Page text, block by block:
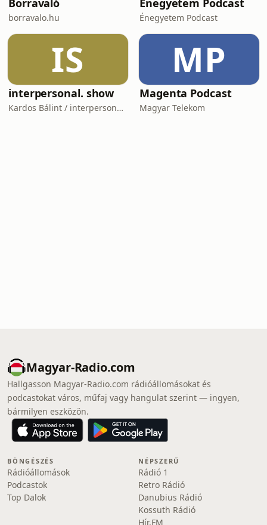
Borravaló
borravalo.hu
Énegyetem Podcast
Énegyetem Podcast
IS
interpersonal. show
Kardos Bálint / interpersonal.host
MP
Magenta Podcast
Magyar Telekom
Magyar-Radio.com
Hallgasson Magyar-Radio.com rádióállomásokat és
podcastokat város, műfaj vagy hangulat szerint — ingyen,
bármilyen eszközön.
BÖNGÉSZÉS
Rádióállomások
Podcastok
Top Dalok
NÉPSZERŰ
Rádió 1
Retro Rádió
Danubius Rádió
Kossuth Rádió
Hír.FM